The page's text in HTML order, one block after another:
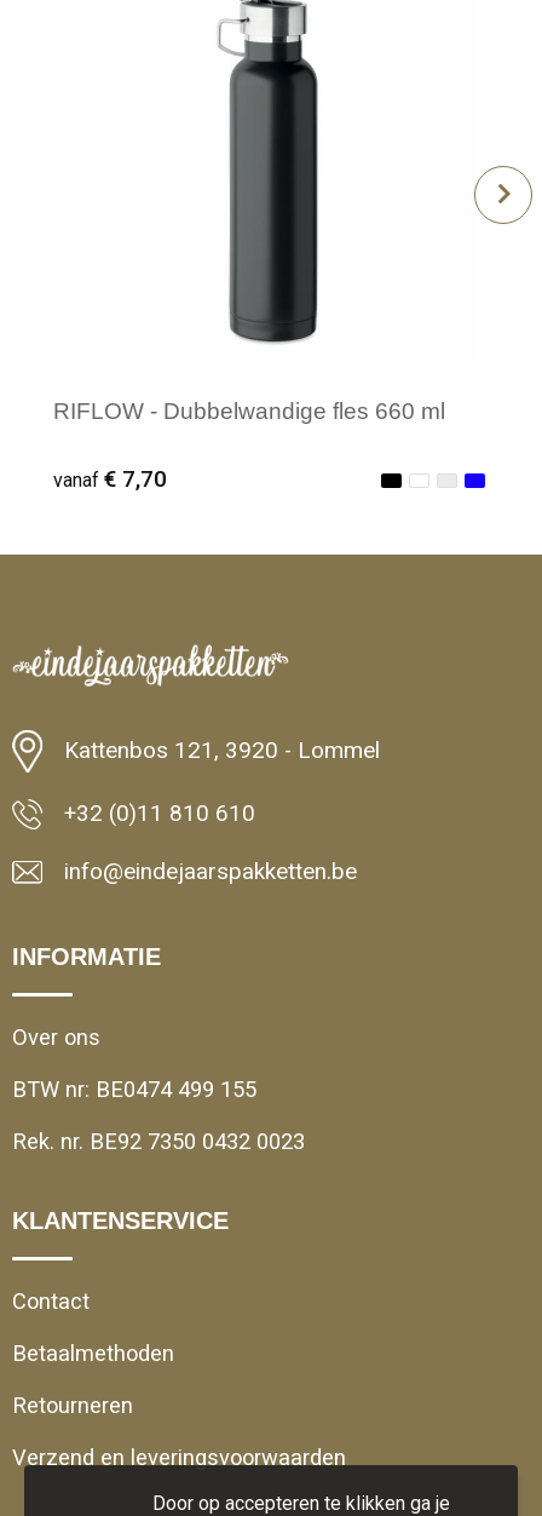
RIFLOW - Dubbelwandige fles 660 ml
vanaf € 7,70
Kattenbos 121, 3920 - Lommel
+32 (0)11 810 610
info@eindejaarspakketten.be
INFORMATIE
Over ons
BTW nr: BE0474 499 155
Rek. nr. BE92 7350 0432 0023
KLANTENSERVICE
Contact
Betaalmethoden
Retourneren
Verzend en leveringsvoorwaarden
Door op accepteren te klikken ga je